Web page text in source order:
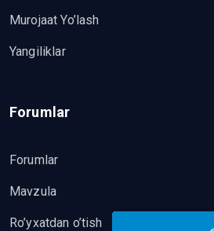
Murojaat Yo’lash
Yangiliklar
Forumlar
Forumlar
Mavzula
Ro’yxatdan o’tish